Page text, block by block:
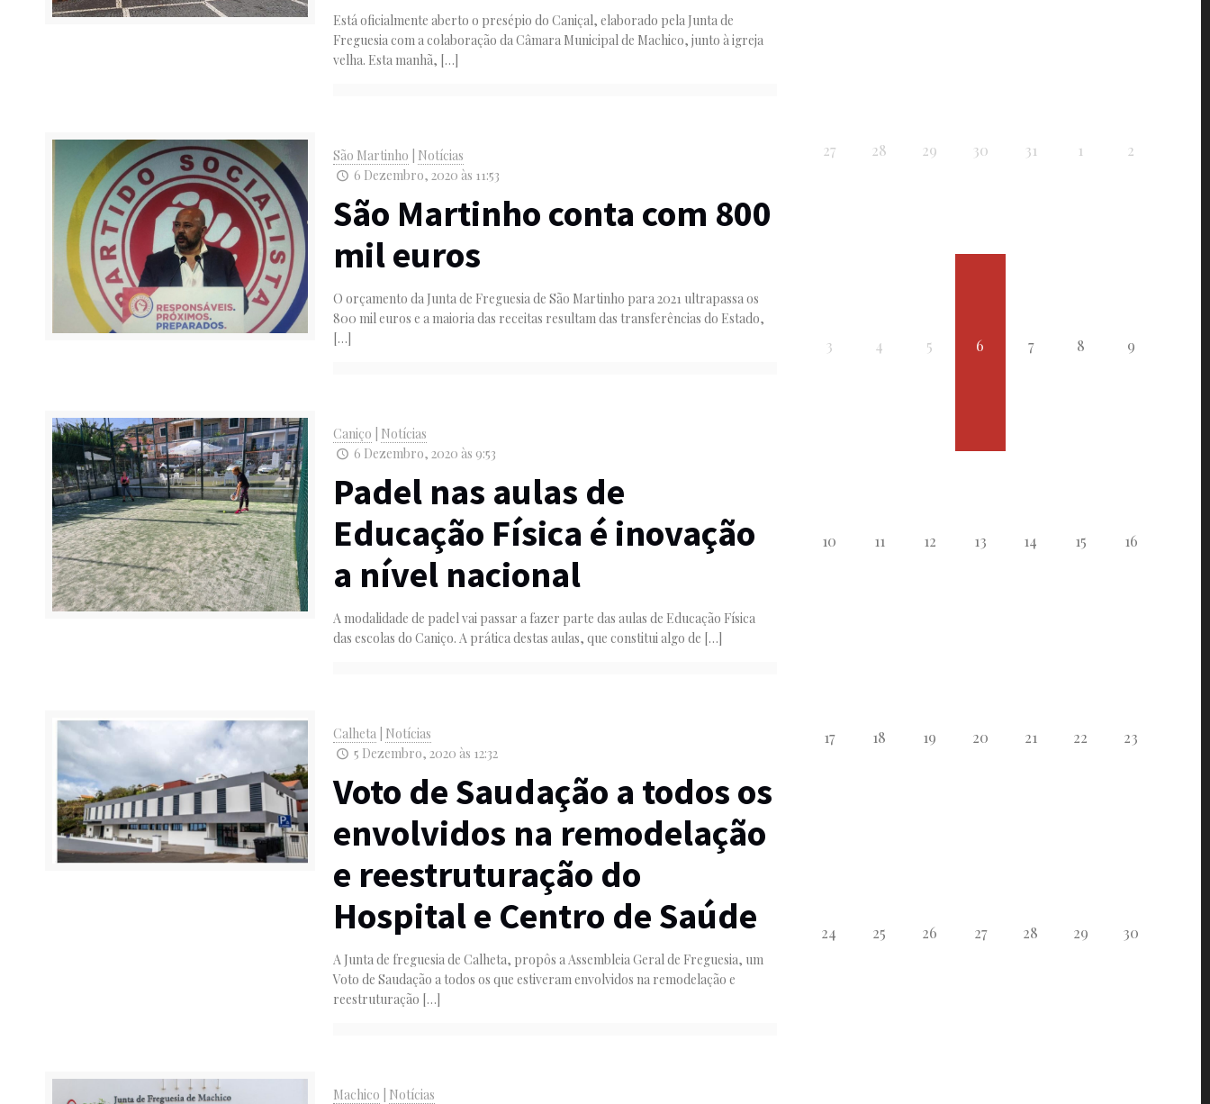
Está oficialmente aberto o presépio do Caniçal, elaborado pela Junta de
Freguesia com a colaboração da Câmara Municipal de Machico, junto à igreja
velha. Esta manhã, […]
São Martinho
Notícias
6 Dezembro, 2020 às 11:53
São Martinho conta com 800
mil euros
O orçamento da Junta de Freguesia de São Martinho para 2021 ultrapassa os
800 mil euros e a maioria das receitas resultam das transferências do Estado,
[…]
Caniço
Notícias
6 Dezembro, 2020 às 9:53
Padel nas aulas de
Educação Física é inovação
a nível nacional
A modalidade de padel vai passar a fazer parte das aulas de Educação Física
das escolas do Caniço. A prática destas aulas, que constitui algo de […]
Calheta Notícias
5 Dezembro, 2020 às 12:32
Voto de Saudação a todos os
envolvidos na remodelação
e reestruturação do
Hospital e Centro de Saúde
A Junta de freguesia de Calheta, propôs a Assembleia Geral de Freguesia, um
Voto de Saudação a todos os que estiveram envolvidos na remodelação e
reestruturação […]
Machico
Notícias
27 28 29 30 31 1 2
3 4 5 6 7 8 9
10 11 12 13 14 15 16
17 18 19 20 21 22 23
24 25 26 27 28 29 30